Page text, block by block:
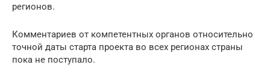
регионов.
Комментариев от компетентных органов относительно
точной даты старта проекта во всех регионах страны
пока не поступало.